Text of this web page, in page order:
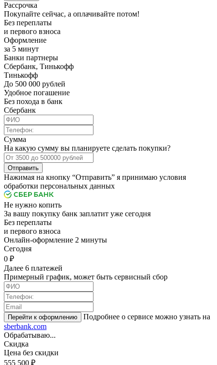
Рассрочка
Покупайте сейчас, а оплачивайте потом!
Без переплаты
и первого взноса
Оформление
за 5 минут
Банки партнеры
Сбербанк, Тинькофф
Тинькофф
До 500 000 рублей
Удобное погашение
Без похода в банк
Сбербанк
Сумма
На какую сумму вы планируете сделать покупки?
Отправить
Нажимая на кнопку “Отправить” я принимаю условия
обработки персональных данных
Не нужно копить
За вашу покупку банк заплатит уже сегодня
Без переплаты
и первого взноса
Онлайн-оформление 2 минуты
Cегодня
0 ₽
Далее 6 платежей
Примерный график, может быть сервисный сбор
Подробнее о сервисе можно узнать на
sberbank.com
Обрабатываю...
Скидка
Цена без скидки
555 500 ₽